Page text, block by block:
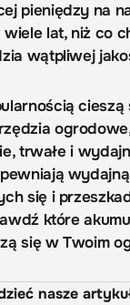
pieniędzy na
wiele lat, niż co
wątpliwej
cieszą
trwałe i
się i
które
się w Twoim
nasze